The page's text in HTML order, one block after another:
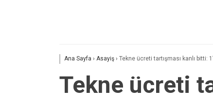
Ana Sayfa › Asayiş › Tekne ücreti tartışması kanlı bitti:
Tekne ücreti